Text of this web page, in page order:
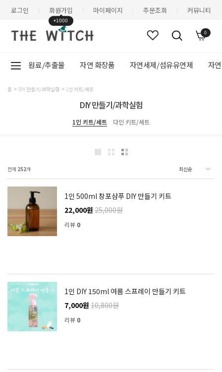
로그인 회원가입
+1000
마이페이지 주문조회 커뮤니티
0
원료/추출물 자연 화장품 자연세제/섬유유연제 자
홈 DIY 만들기/과학실험 1인 키트/세트
DIY 만들기/과학실험
1인 키트/세트 다인 키트/세트
전체 252개
1인 500ml 창포샴푸 DIY 만들기 키트
22,000원 25,000원
리뷰 0
1인 DIY 150ml 여름 스프레이 만들기 키트
7,000원 10,800원
리뷰 0